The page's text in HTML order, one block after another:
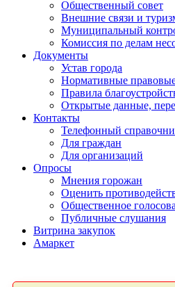
Общественный совет
Внешние связи и
Муниципальный
Комиссия по делам
Документы
Устав города
Нормативные
Правила
Открытые данные,
Контакты
Телефонный
Для граждан
Для организаций
Опросы
Мнения горожан
Оценить
Общественное
Публичные слушания
Витрина закупок
Амаркет